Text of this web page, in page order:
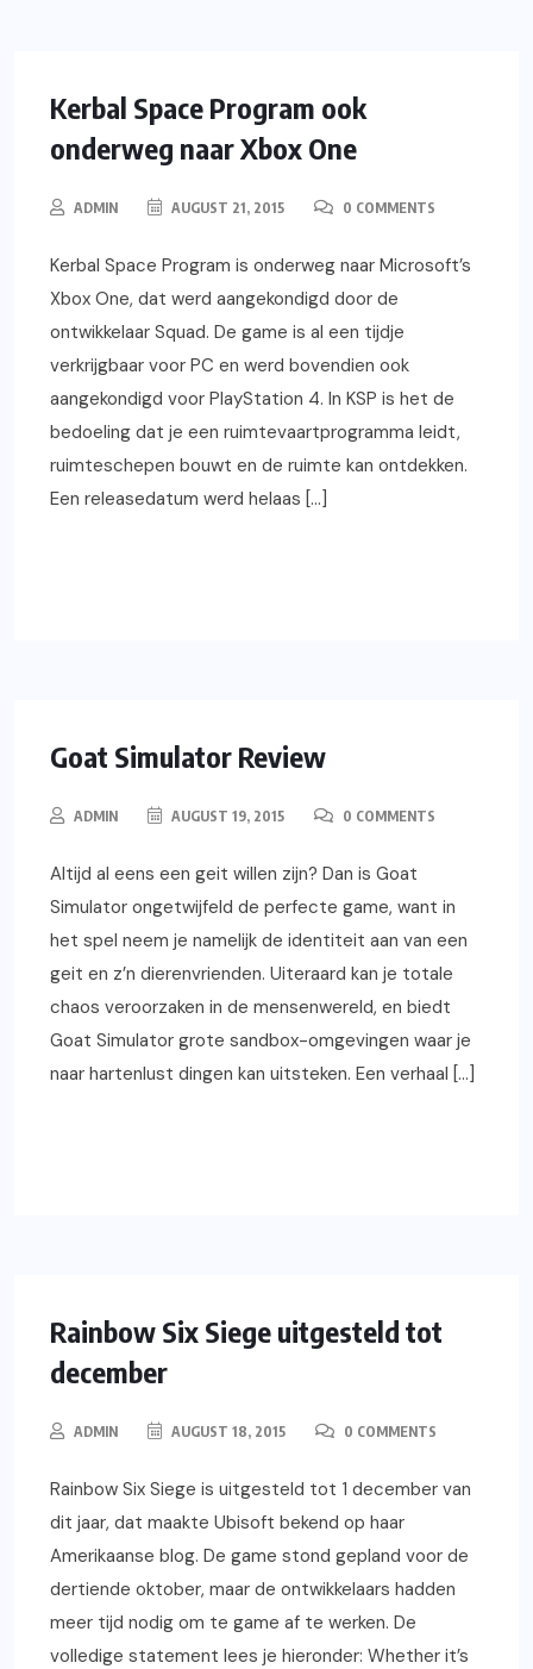
Kerbal Space Program ook
onderweg naar Xbox One
ADMIN AUGUST 21, 2015 0 COMMENTS
Kerbal Space Program is onderweg naar Microsoft’s
Xbox One, dat werd aangekondigd door de
ontwikkelaar Squad. De game is al een tijdje
verkrijgbaar voor PC en werd bovendien ook
aangekondigd voor PlayStation 4. In KSP is het de
bedoeling dat je een ruimtevaartprogramma leidt,
ruimteschepen bouwt en de ruimte kan ontdekken.
Een releasedatum werd helaas […]
Goat Simulator Review
ADMIN AUGUST 19, 2015 0 COMMENTS
Altijd al eens een geit willen zijn? Dan is Goat
Simulator ongetwijfeld de perfecte game, want in
het spel neem je namelijk de identiteit aan van een
geit en z’n dierenvrienden. Uiteraard kan je totale
chaos veroorzaken in de mensenwereld, en biedt
Goat Simulator grote sandbox-omgevingen waar je
naar hartenlust dingen kan uitsteken. Een verhaal […]
GAMING
NIEUWS
XBOX ONE
Rainbow Six Siege uitgesteld tot
december
ADMIN AUGUST 18, 2015 0 COMMENTS
Rainbow Six Siege is uitgesteld tot 1 december van
dit jaar, dat maakte Ubisoft bekend op haar
Amerikaanse blog. De game stond gepland voor de
dertiende oktober, maar de ontwikkelaars hadden
meer tijd nodig om te game af te werken. De
volledige statement lees je hieronder: Whether it’s